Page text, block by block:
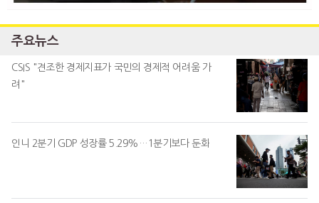
주요뉴스
CSIS "견조한 경제지표가 국민의 경제적 어려움 가
려"
인니 2분기 GDP 성장률 5.29%…1분기보다 둔화